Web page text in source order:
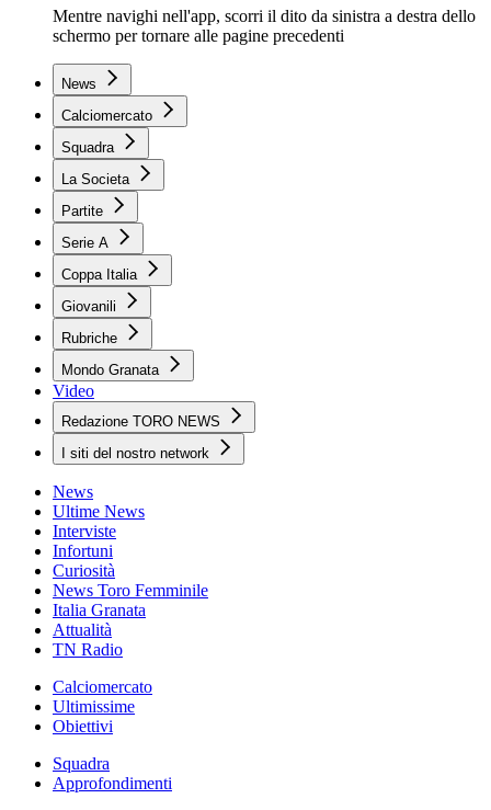
Mentre navighi nell'app, scorri il dito da sinistra a destra dello
schermo per tornare alle pagine precedenti
News
Calciomercato
Squadra
La Societa
Partite
Serie A
Coppa Italia
Giovanili
Rubriche
Mondo Granata
Video
Redazione TORO NEWS
I siti del nostro network
News
Ultime News
Interviste
Infortuni
Curiosità
News Toro Femminile
Italia Granata
Attualità
TN Radio
Calciomercato
Ultimissime
Obiettivi
Squadra
Approfondimenti